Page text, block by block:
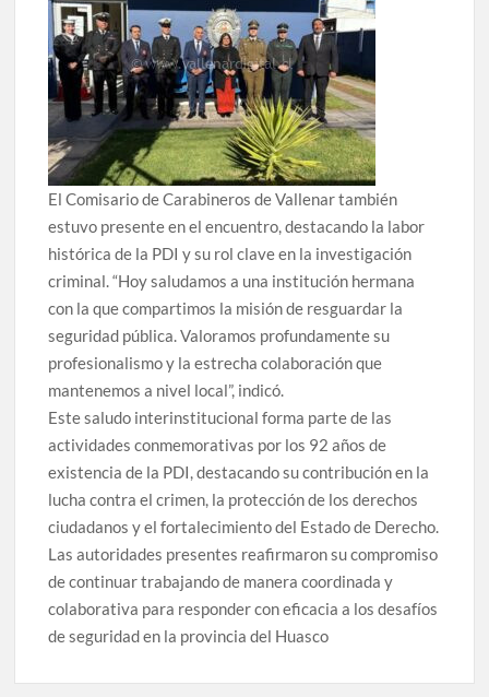
El Comisario de Carabineros de Vallenar también
estuvo presente en el encuentro, destacando la labor
histórica de la PDI y su rol clave en la investigación
criminal. “Hoy saludamos a una institución hermana
con la que compartimos la misión de resguardar la
seguridad pública. Valoramos profundamente su
profesionalismo y la estrecha colaboración que
mantenemos a nivel local”, indicó.
Este saludo interinstitucional forma parte de las
actividades conmemorativas por los 92 años de
existencia de la PDI, destacando su contribución en la
lucha contra el crimen, la protección de los derechos
ciudadanos y el fortalecimiento del Estado de Derecho.
Las autoridades presentes reafirmaron su compromiso
de continuar trabajando de manera coordinada y
colaborativa para responder con eficacia a los desafíos
de seguridad en la provincia del Huasco